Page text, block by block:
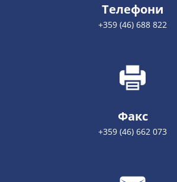
Телефони
+359 (46) 688 822
Факс
+359 (46) 662 073